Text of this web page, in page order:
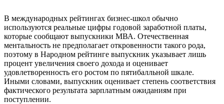
В международных рейтингах бизнес-школ обычно
используются реальные цифры годовой заработной платы,
которые сообщают выпускники МВА. Отечественная
ментальность не предполагает откровенности такого рода,
поэтому в Народном рейтинге выпускник указывает лишь
процент увеличения своего дохода и оценивает
удовлетворенность его ростом по пятибалльной шкале.
Иными словами, выпускник оценивает степень соответствия
фактического результата зарплатным ожиданиям при
поступлении.